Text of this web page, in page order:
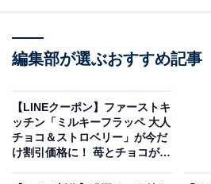
素材本来のおいしさを生かすため
で抽出を行っている点も魅力です
編集部が選ぶおすすめ記事
【LINEクーポン】ファーストキ
ッチン「ミルキーフラッペ 大人
チョコ＆ストロベリー」が今だ
け割引価格に！ 苺とチョコが相